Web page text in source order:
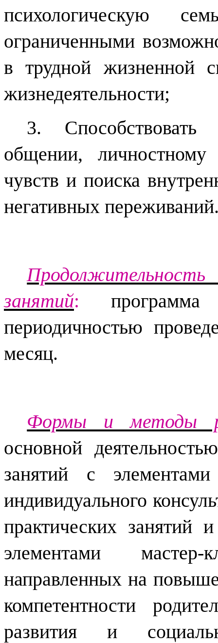
психологическую
ограниченными
в трудной жизненной
жизнедеятельности;
3. Способствовать
общении, личностному
чувств и поиска
негативных
занятий:
периодичностью
месяц.
Формы и методы
основной
занятий с элементами
индивидуального
практических занятий
элементами
направленных на
компетентности
развития и